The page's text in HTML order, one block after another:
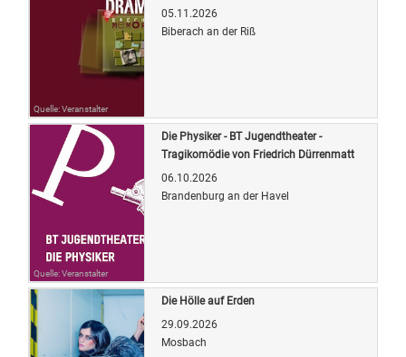
Quelle: Veranstalter
05.11.2026
Biberach an der Riß
Quelle: Veranstalter
Die Physiker - BT Jugendtheater -
Tragikomödie von Friedrich Dürrenmatt
06.10.2026
Brandenburg an der Havel
Die Hölle auf Erden
29.09.2026
Mosbach